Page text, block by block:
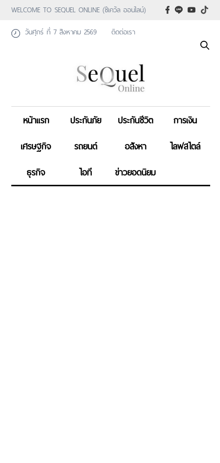
WELCOME TO SEQUEL ONLINE (ซีเคว้ล ออนไลน์)
วันศุกร์ ที่ 7 สิงหาคม 2569
ติดต่อเรา
หน้าแรก ประกันภัย ประกันชีวิต
การเงิน
เศรษฐกิจ
รถยนต์ อสังหา
ไลฟสไตล์
ธุรกิจ
ไอที ข่าวยอดนิยม